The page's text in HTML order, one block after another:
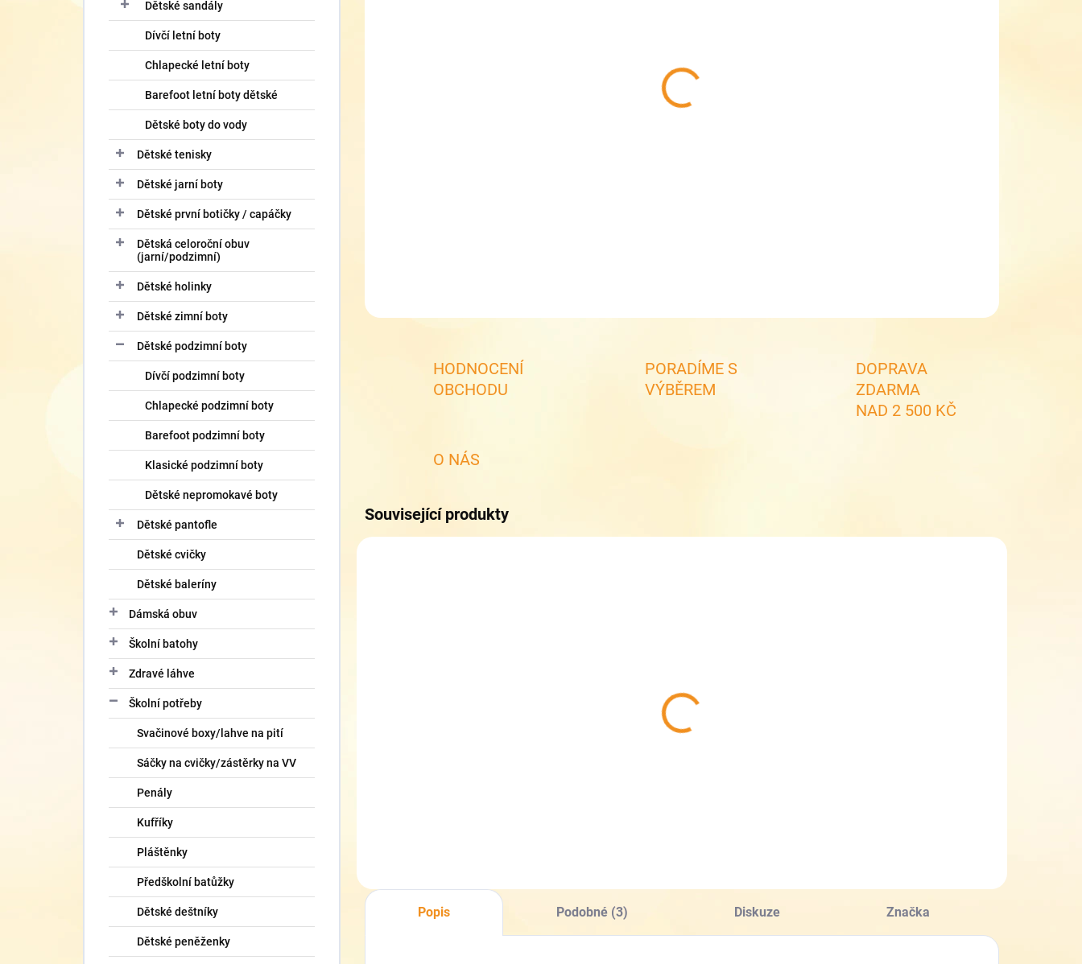
Dětské sandály
Dívčí letní boty
Chlapecké letní boty
Barefoot letní boty dětské
Dětské boty do vody
Dětské tenisky
Dětské jarní boty
Dětské první botičky / capáčky
Dětská celoroční obuv
(jarní/podzimní)
Dětské holinky
Dětské zimní boty
Dětské podzimní boty
Dívčí podzimní boty
Chlapecké podzimní boty
Barefoot podzimní boty
Klasické podzimní boty
Dětské nepromokavé boty
Dětské pantofle
Dětské cvičky
Dětské baleríny
Dámská obuv
Školní batohy
Zdravé láhve
Školní potřeby
Svačinové boxy/lahve na pití
Sáčky na cvičky/zástěrky na VV
Penály
Kufříky
Pláštěnky
Předškolní batůžky
Dětské deštníky
Dětské peněženky
HODNOCENÍ
OBCHODU
PORADÍME S
VÝBĚREM
DOPRAVA
ZDARMA
NAD 2 500 KČ
O NÁS
Související produkty
Popis Podobné (3) Diskuze Značka